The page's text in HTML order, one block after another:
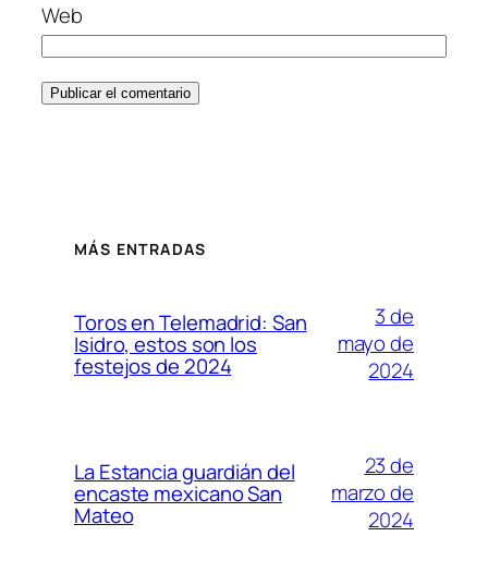
Web
MÁS ENTRADAS
Toros en Telemadrid: San
Isidro, estos son los
festejos de 2024
3 de
mayo de
2024
La Estancia guardián del
encaste mexicano San
Mateo
23 de
marzo de
2024